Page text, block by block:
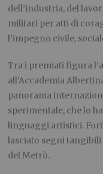
dell’industria, del
militari per atti di
l’impegno civile,
Tra i premiati figura
all’Accademia
panorama
sperimentale, che lo
linguaggi artistici.
lasciato segni tangibili
del Metrò.